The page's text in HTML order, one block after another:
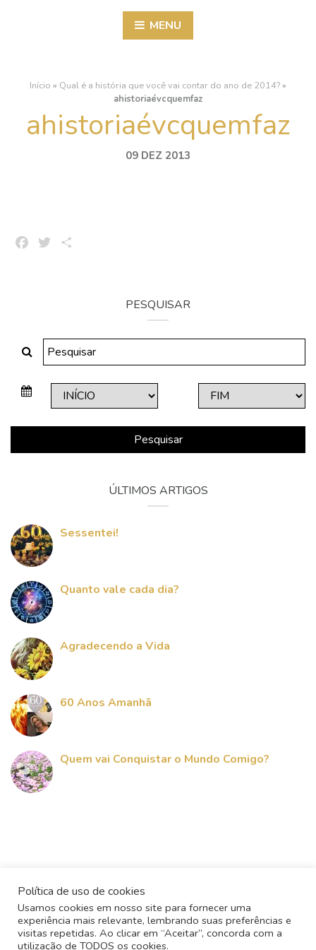
MENU
Início » Qual é a história que você vai contar do ano de 2014? »
ahistoriaévcquemfaz
ahistoriaévcquemfaz
09 DEZ 2013
FacebookTwitter
PESQUISAR
Pesquisar
ÚLTIMOS ARTIGOS
Sessentei!
Quanto vale cada dia?
Agradecendo a Vida
60 Anos Amanhã
Quem vai Conquistar o Mundo Comigo?
Política de uso de cookies
Usamos cookies em nosso site para fornecer uma
experiência mais relevante, lembrando suas preferências e
visitas repetidas. Ao clicar em “Aceitar”, concorda com a
utilização de TODOS os cookies.